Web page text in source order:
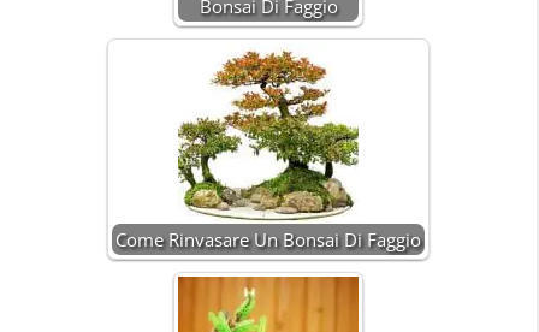
Bonsai Di Faggio
Come Rinvasare Un Bonsai Di Faggio